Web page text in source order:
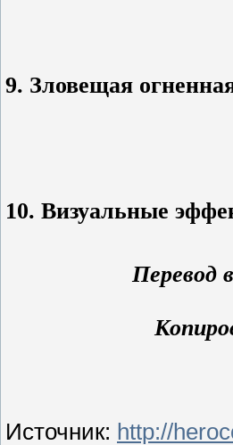
9. Зловещая
10. Визуальные
Перевод
Источник: http://